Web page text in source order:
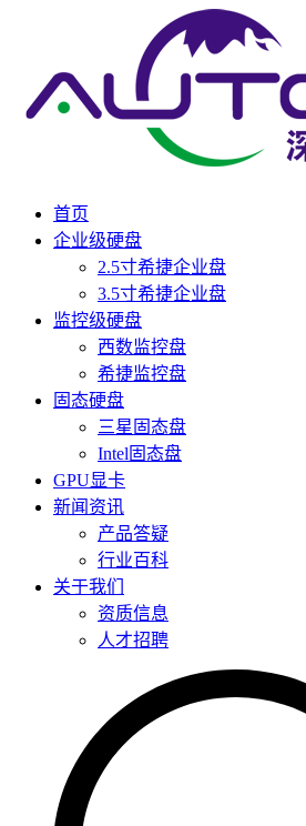
首页
企业级硬盘
2.5寸希捷企业盘
3.5寸希捷企业盘
监控级硬盘
西数监控盘
希捷监控盘
固态硬盘
三星固态盘
Intel固态盘
GPU显卡
新闻资讯
产品答疑
行业百科
关于我们
资质信息
人才招聘